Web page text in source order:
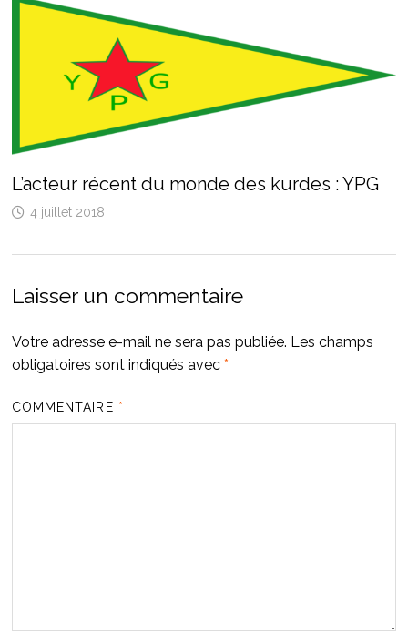
L’acteur récent du monde des kurdes : YPG
4 juillet 2018
Laisser un commentaire
Votre adresse e-mail ne sera pas publiée. Les champs
obligatoires sont indiqués avec *
COMMENTAIRE *